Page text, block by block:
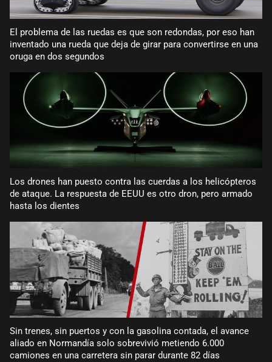
El problema de las ruedas es que son redondas, por eso han
inventado una rueda que deja de girar para convertirse en una
oruga en dos segundos
Los drones han puesto contra las cuerdas a los helicópteros
de ataque. La respuesta de EEUU es otro dron, pero armado
hasta los dientes
Sin trenes, sin puertos y con la gasolina contada, el avance
aliado en Normandía solo sobrevivió metiendo 6.000
camiones en una carretera sin parar durante 82 días